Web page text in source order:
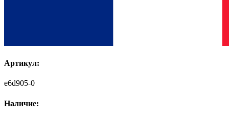
Артикул:
e6d905-0
Наличие: